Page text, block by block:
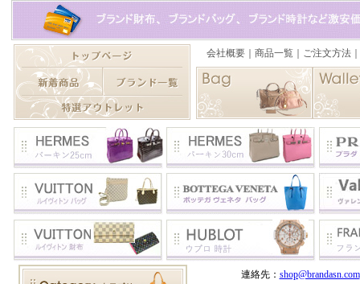
連絡先： shop@brandasn.com